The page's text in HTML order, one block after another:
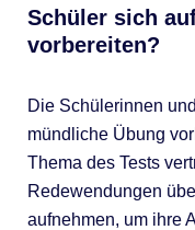
Schüler sich
vorbereiten?
Die Schülerinnen
mündliche Übung
Thema des Tests
Redewendungen
aufnehmen, um ihre